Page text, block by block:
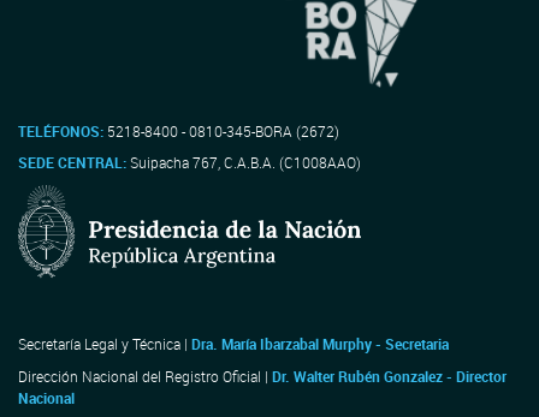
TELÉFONOS: 5218-8400 - 0810-345-BORA (2672)
SEDE CENTRAL:Suipacha 767, C.A.B.A. (C1008AAO)
Secretaría Legal y Técnica | Dra. María Ibarzabal Murphy - Secretaria
Dirección Nacional del Registro Oficial | Dr. Walter Rubén Gonzalez - Director
Nacional